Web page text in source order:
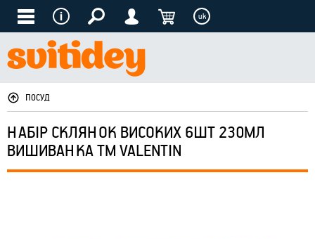
uk
ПОСУД
НАБІР СКЛЯНОК ВИСОКИХ 6ШТ 230МЛ
ВИШИВАНКА ТМ VALENTIN